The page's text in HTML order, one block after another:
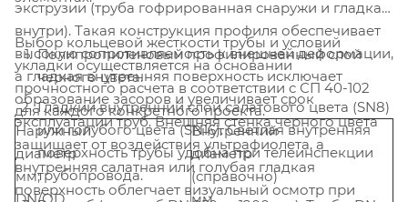
Выбор кольцевой жесткости трубы и условий
укладки осуществляется на основании
прочностного расчета в соответствии с СП 40-102
для каждого конкретного проекта.
экструзии (труба гофрированная снаружи и гладкая
внутри). Такая конструкция профиля обеспечивает
высокую сопротивляемость к внешней деформации,
а гладкая внутренняя поверхность исключает
образование засоров и увеличивает срок
эксплуатации труб. Внешняя стенка черного цвета
защищает от воздействия ультрафиолета, а
внутренняя салатная или голубая гладкая
поверхность облегчает визуальный осмотр при
Полипропиленовый профилированный слой
черного цвета.
Гладкий внутренний слой салатового цвета (SN8)
или голубого цвета (SN16). Светлая внутренняя
поверхность трубы удобна при телеинспекции
трубопровода.
Наружный
диаметр
мм;
Внутренний
диаметр
(справочно)